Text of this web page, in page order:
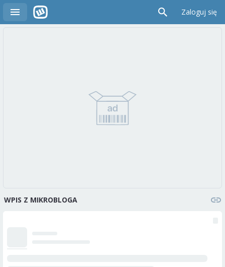
Zaloguj się
WPIS Z MIKROBLOGA